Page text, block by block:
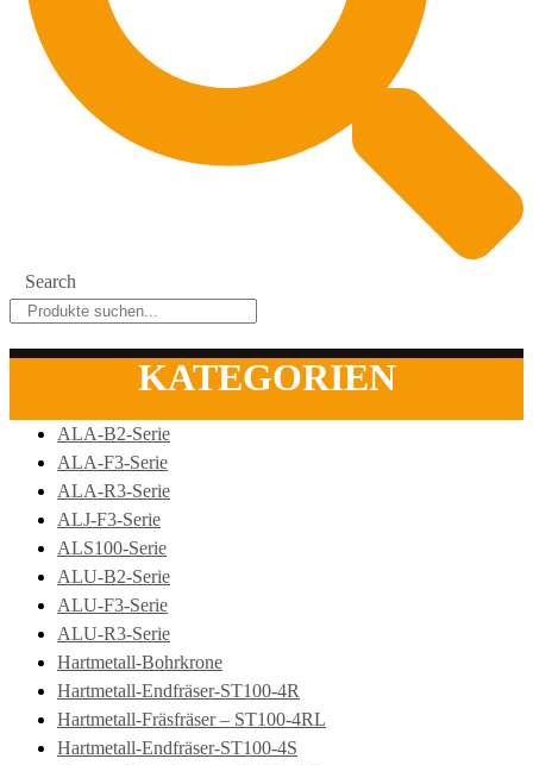
Search
KATEGORIEN
ALA-B2-Serie
ALA-F3-Serie
ALA-R3-Serie
ALJ-F3-Serie
ALS100-Serie
ALU-B2-Serie
ALU-F3-Serie
ALU-R3-Serie
Hartmetall-Bohrkrone
Hartmetall-Endfräser-ST100-4R
Hartmetall-Fräsfräser – ST100-4RL
Hartmetall-Endfräser-ST100-4S